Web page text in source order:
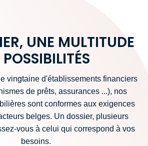
UNE MULTITUDE
POSSIBILITÉS
vingtaine d'établissements financiers
de prêts, assurances ...), nos
sont conformes aux exigences
belges. Un dossier, plusieurs
vous à celui qui correspond à vos
besoins.